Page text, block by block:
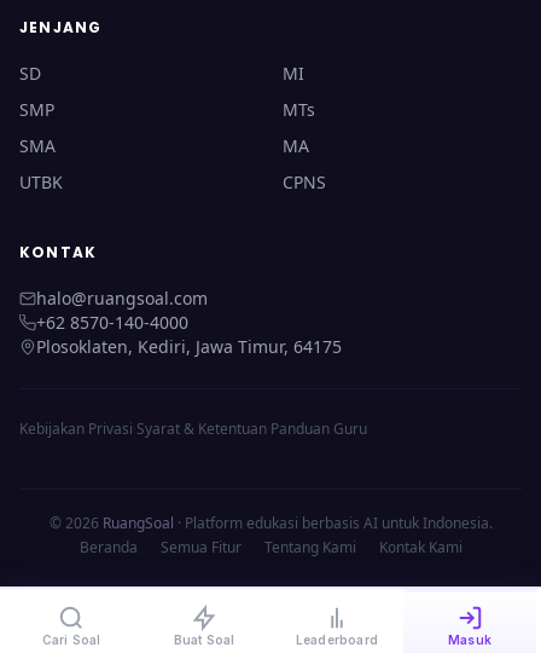
JENJANG
SD
MI
SMP
MTs
SMA
MA
UTBK
CPNS
KONTAK
halo@ruangsoal.com
+62 8570-140-4000
Plosoklaten, Kediri, Jawa Timur, 64175
Kebijakan Privasi Syarat & Ketentuan Panduan Guru
© 2026 RuangSoal · Platform edukasi berbasis AI untuk Indonesia.
Beranda
Semua Fitur Tentang Kami Kontak Kami
Cari Soal Buat Soal Leaderboard Masuk